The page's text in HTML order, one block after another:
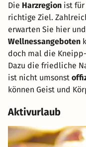
Die Harzregion ist
richtige Ziel.
erwarten Sie hier
Wellnessangeboten
doch mal die
Dazu die friedliche
ist nicht umsonst
können Geist und
Aktivurlaub